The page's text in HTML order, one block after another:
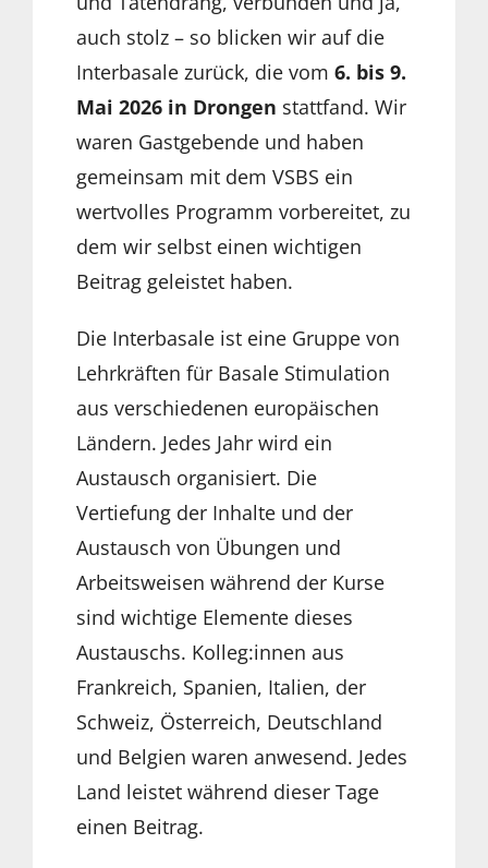
auch stolz – so blicken wir auf die
Interbasale zurück, die vom 6. bis 9.
Mai 2026 in Drongen stattfand. Wir
waren Gastgebende und haben
gemeinsam mit dem VSBS ein
wertvolles Programm vorbereitet, zu
dem wir selbst einen wichtigen
Beitrag geleistet haben.
Die Interbasale ist eine Gruppe von
Lehrkräften für Basale Stimulation
aus verschiedenen europäischen
Ländern. Jedes Jahr wird ein
Austausch organisiert. Die
Vertiefung der Inhalte und der
Austausch von Übungen und
Arbeitsweisen während der Kurse
sind wichtige Elemente dieses
Austauschs. Kolleg:innen aus
Frankreich, Spanien, Italien, der
Schweiz, Österreich, Deutschland
und Belgien waren anwesend. Jedes
Land leistet während dieser Tage
einen Beitrag.